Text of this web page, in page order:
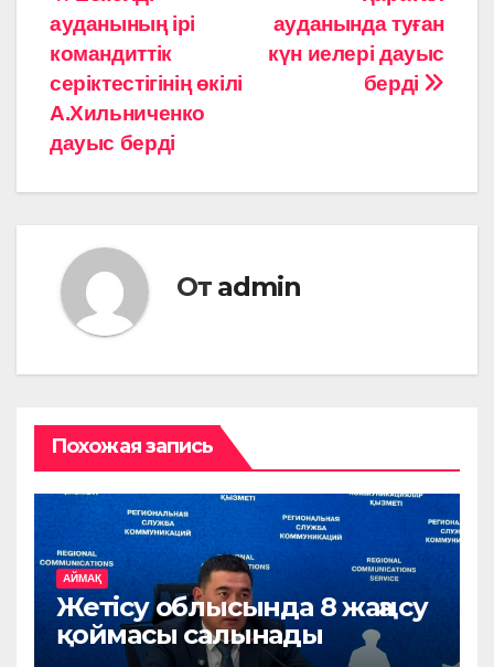
по
записям
ауданында туған
күн иелері дауыс
берді
ауданының ірі
командиттік
серіктестігінің өкілі
А.Хильниченко
дауыс берді
От admin
Похожая запись
АЙМАҚ
Жетісу облысында 8 жаңа су
қоймасы салынады